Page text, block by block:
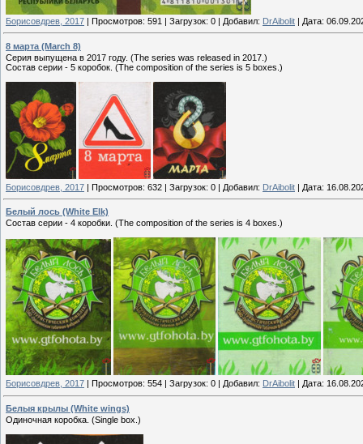
Борисовдрев, 2017 | Просмотров: 591 | Загрузок: 0 | Добавил: DrAibolit | Дата:
8 марта (March 8)
Серия выпущена в 2017 году. (The series was released in 2017.)
Состав серии - 5 коробок. (The composition of the series is 5 boxes.)
Борисовдрев, 2017 | Просмотров: 632 | Загрузок: 0 | Добавил: DrAibolit | Дата:
Белый лось (White Elk)
Состав серии - 4 коробки. (The composition of the series is 4 boxes.)
Борисовдрев, 2017 Просмотров: 554 Загрузок: 0 Добавил: DrAibolit Дата:
Белыя крылы (White wings)
Одиночная коробка. (Single box.)